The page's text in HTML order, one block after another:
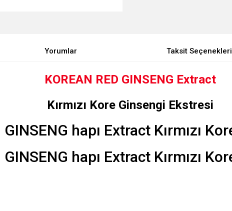
Yorumlar Taksit Seçenekleri
KOREAN RED GINSENG Extract
Kırmızı Kore Ginsengi Ekstresi